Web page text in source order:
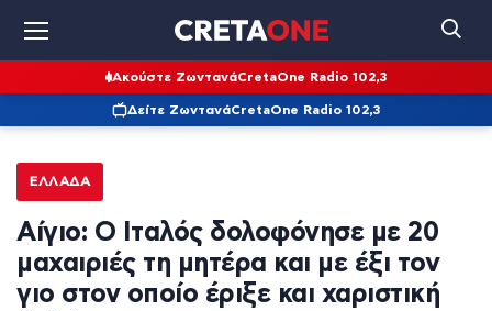
Ακούστε ΖωντανάCretaOne Radio 102,3
Δείτε ΖωντανάCretaOne Radio 102,3
ΕΛΛΆΔΑ
Αίγιο: Ο Ιταλός δολοφόνησε με 20
μαχαιριές τη μητέρα και με έξι τον
γιο στον οποίο έριξε και χαριστική